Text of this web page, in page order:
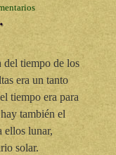
del tiempo de los
era un tanto
tiempo era para
también el
ellos lunar,
solar.